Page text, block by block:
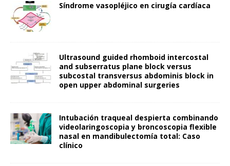
Síndrome vasopléjico en cirugía cardíaca
Ultrasound guided rhomboid intercostal
and subserratus plane block versus
subcostal transversus abdominis block in
open upper abdominal surgeries
Intubación traqueal despierta combinando
videolaringoscopia y broncoscopia flexible
nasal en mandibulectomía total: Caso
clínico